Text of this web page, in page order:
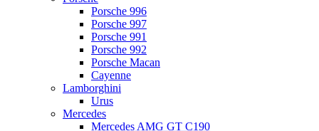
Porsche 996
Porsche 997
Porsche 991
Porsche 992
Porsche Macan
Cayenne
Lamborghini
Urus
Mercedes
Mercedes AMG GT C190